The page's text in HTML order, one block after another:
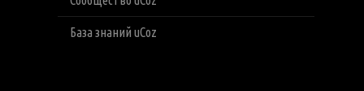
База знаний uCoz